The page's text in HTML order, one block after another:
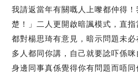
我請返當年有關嘅人上嚟都仲得
楚！」二人更開啟暗諷模式，直
都對楊思琦有意見，暗示問題未
多人都同你講，自己就要諗吓係
身邊同事真係覺得你有問題而唔